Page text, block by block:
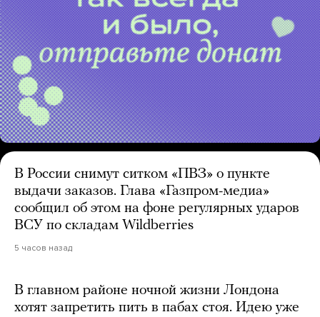
В России снимут ситком «ПВЗ» о пункте
выдачи заказов. Глава «Газпром-медиа»
сообщил об этом на фоне регулярных ударов
ВСУ по складам Wildberries
5 часов назад
В главном районе ночной жизни Лондона
хотят запретить пить в пабах стоя. Идею уже